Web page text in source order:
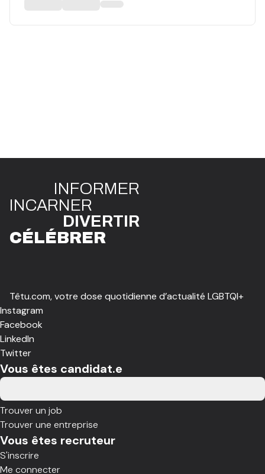
INFORMER
INCARNER
DIVERTIR
CÉLÉBRER
Têtu.com, votre dose quotidienne d’actualité LGBTQI+
Instagram
Facebook
LinkedIn
Twitter
Vous êtes candidat.e
Trouver un job
Trouver une entreprise
Vous êtes recruteur
S'inscrire
Me connecter